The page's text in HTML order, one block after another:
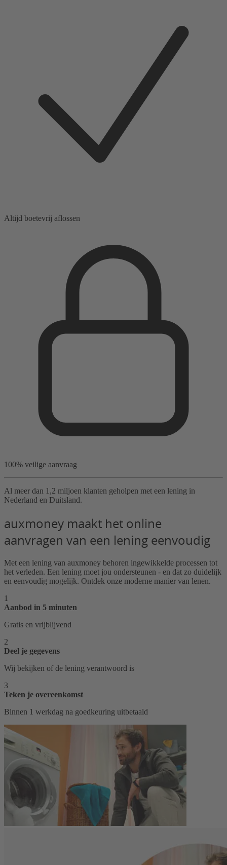
Altijd boetevrij aflossen
100% veilige aanvraag
Al meer dan 1,2 miljoen klanten geholpen met een lening in
Nederland en Duitsland.
auxmoney maakt het online
aanvragen van een lening eenvoudig
Met een lening van auxmoney behoren ingewikkelde processen tot
het verleden. Een lening moet jou ondersteunen - en dat zo duidelijk
en eenvoudig mogelijk. Ontdek onze moderne manier van lenen.
1
Aanbod in 5 minuten
Gratis en vrijblijvend
2
Deel je gegevens
Wij bekijken of de lening verantwoord is
3
Teken je overeenkomst
Binnen 1 werkdag na goedkeuring uitbetaald